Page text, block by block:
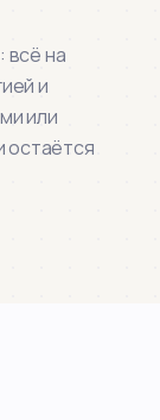
всё на
и
или
остаётся